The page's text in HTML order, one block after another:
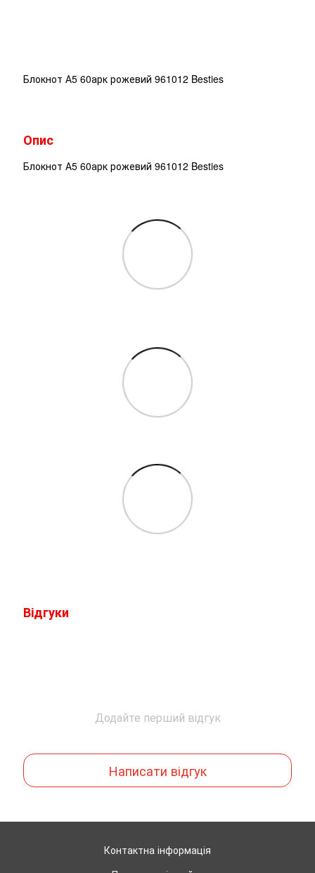
Блокнот А5 60арк рожевий 961012 Besties
Опис
Блокнот А5 60арк рожевий 961012 Besties
Відгуки
Додайте перший відгук
Написати відгук
Контактна інформація